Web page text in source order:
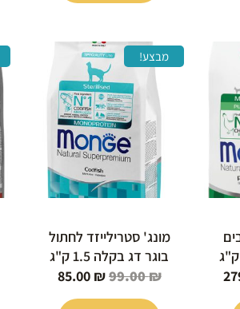
279.00 ₪.
מבצע!
מונג' סטרילייזד לחתול
בוגר דג בקלה 1.5 ק"ג
99.00₪
המחיר
המקורי
היה:
99.00 ₪.
85.00 ₪
הוא:
85.00 ₪.